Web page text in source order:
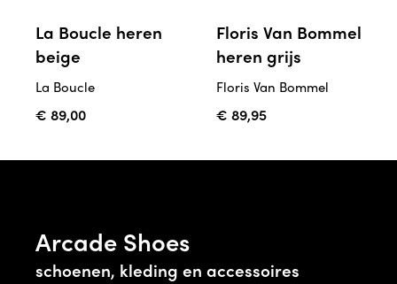
La Boucle heren
beige
La Boucle
€ 89,00
Floris Van Bommel
heren grijs
Floris Van Bommel
€ 89,95
Arcade Shoes
schoenen, kleding en accessoires